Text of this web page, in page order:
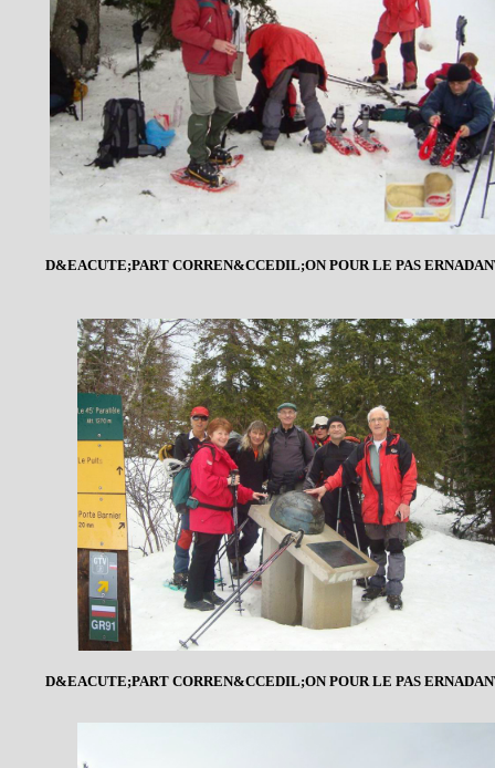
D&EACUTE;PART CORREN&CCEDIL;ON POUR LE PAS
D&EACUTE;PART CORREN&CCEDIL;ON POUR LE PAS